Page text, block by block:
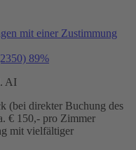
mit einer Zustimmung
89%
AI
(bei direkter Buchung des
€ 150,- pro Zimmer
mit vielfältiger